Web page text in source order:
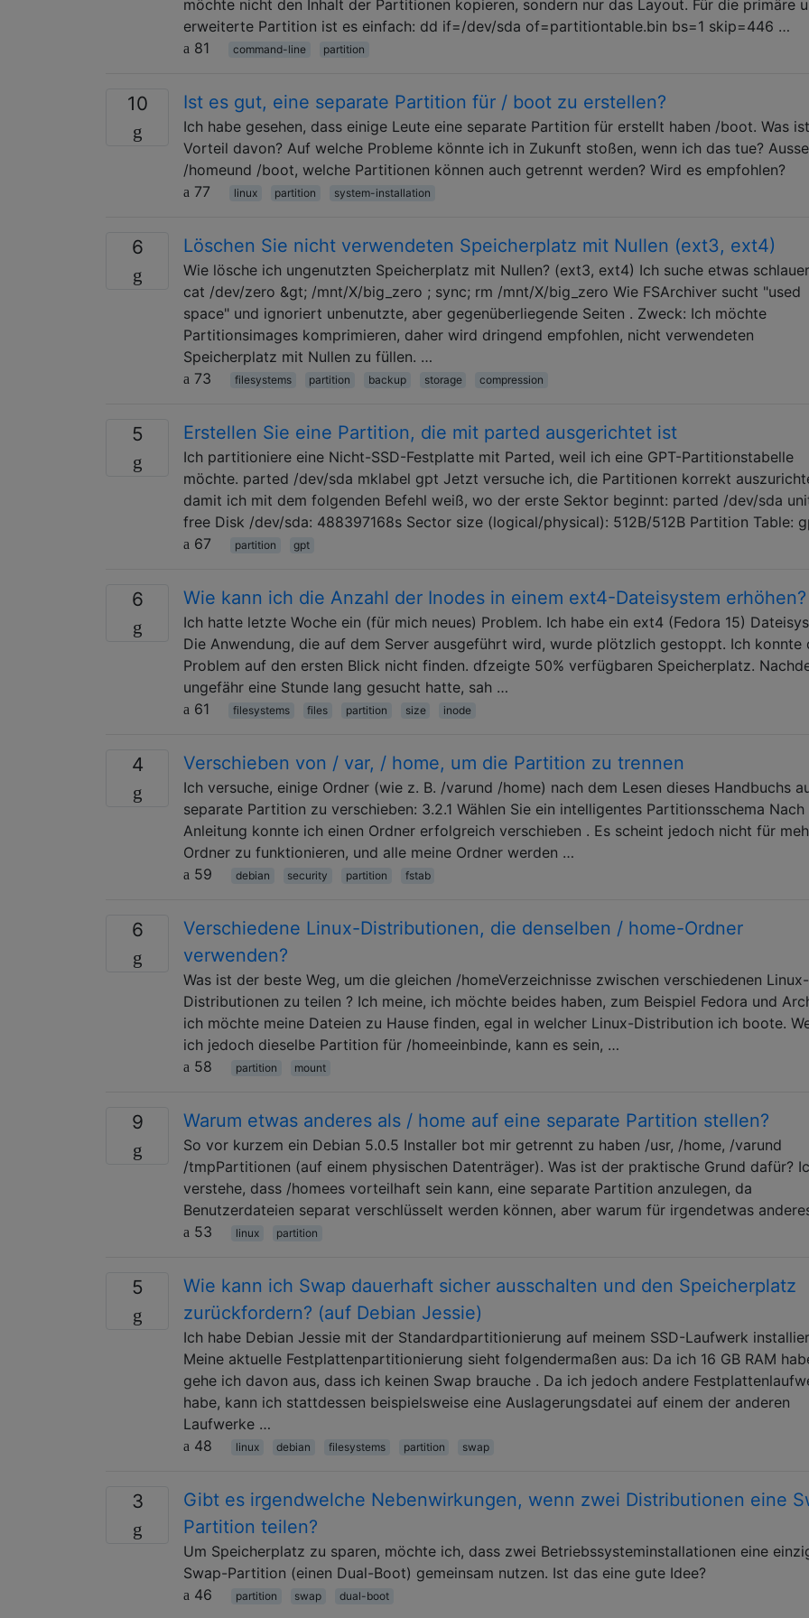
möchte nicht den Inhalt der Partitionen kopieren, sondern nur das Layout. Für die primäre
erweiterte Partition ist es einfach: dd if=/dev/sda of=partitiontable.bin bs=1 skip=446 …
81
command-line partition
10 Ist es gut, eine separate Partition für / boot zu erstellen?
Ich habe gesehen, dass einige Leute eine separate Partition für erstellt haben /boot. Was
Vorteil davon? Auf welche Probleme könnte ich in Zukunft stoßen, wenn ich das tue?
/homeund /boot, welche Partitionen können auch getrennt werden? Wird es empfohlen?
77
linux partition system-installation
6 Löschen Sie nicht verwendeten Speicherplatz mit Nullen (ext3, ext4)
Wie lösche ich ungenutzten Speicherplatz mit Nullen? (ext3, ext4) Ich suche etwas
cat /dev/zero &gt; /mnt/X/big_zero ; sync; rm /mnt/X/big_zero Wie FSArchiver sucht "used
space" und ignoriert unbenutzte, aber gegenüberliegende Seiten . Zweck: Ich möchte
Partitionsimages komprimieren, daher wird dringend empfohlen, nicht verwendeten
Speicherplatz mit Nullen zu füllen. …
73
filesystems partition backup storage compression
5 Erstellen Sie eine Partition, die mit parted ausgerichtet ist
Ich partitioniere eine Nicht-SSD-Festplatte mit Parted, weil ich eine GPT-Partitionstabelle
möchte. parted /dev/sda mklabel gpt Jetzt versuche ich, die Partitionen korrekt
damit ich mit dem folgenden Befehl weiß, wo der erste Sektor beginnt: parted /dev/sda
free Disk /dev/sda: 488397168s Sector size (logical/physical): 512B/512B Partition Table:
67
partition gpt
6 Wie kann ich die Anzahl der Inodes in einem ext4-Dateisystem erhöhen?
Ich hatte letzte Woche ein (für mich neues) Problem. Ich habe ein ext4 (Fedora 15)
Die Anwendung, die auf dem Server ausgeführt wird, wurde plötzlich gestoppt. Ich konnte
Problem auf den ersten Blick nicht finden. dfzeigte 50% verfügbaren Speicherplatz.
ungefähr eine Stunde lang gesucht hatte, sah …
61
filesystems files partition size inode
4 Verschieben von / var, / home, um die Partition zu trennen
Ich versuche, einige Ordner (wie z. B. /varund /home) nach dem Lesen dieses Handbuchs
separate Partition zu verschieben: 3.2.1 Wählen Sie ein intelligentes Partitionsschema Nach
Anleitung konnte ich einen Ordner erfolgreich verschieben . Es scheint jedoch nicht für
Ordner zu funktionieren, und alle meine Ordner werden …
59
debian security partition fstab
6
Verschiedene Linux-Distributionen, die denselben / home-Ordner
verwenden?
Was ist der beste Weg, um die gleichen /homeVerzeichnisse zwischen verschiedenen Linux-
Distributionen zu teilen ? Ich meine, ich möchte beides haben, zum Beispiel Fedora und
ich möchte meine Dateien zu Hause finden, egal in welcher Linux-Distribution ich boote.
ich jedoch dieselbe Partition für /homeeinbinde, kann es sein, …
58
partition mount
9 Warum etwas anderes als / home auf eine separate Partition stellen?
So vor kurzem ein Debian 5.0.5 Installer bot mir getrennt zu haben /usr, /home, /varund
/tmpPartitionen (auf einem physischen Datenträger). Was ist der praktische Grund dafür?
verstehe, dass /homees vorteilhaft sein kann, eine separate Partition anzulegen, da
Benutzerdateien separat verschlüsselt werden können, aber warum für irgendetwas
53
linux partition
5
Wie kann ich Swap dauerhaft sicher ausschalten und den Speicherplatz
zurückfordern? (auf Debian Jessie)
Ich habe Debian Jessie mit der Standardpartitionierung auf meinem SSD-Laufwerk
Meine aktuelle Festplattenpartitionierung sieht folgendermaßen aus: Da ich 16 GB RAM
gehe ich davon aus, dass ich keinen Swap brauche . Da ich jedoch andere
habe, kann ich stattdessen beispielsweise eine Auslagerungsdatei auf einem der anderen
Laufwerke …
48
linux debian filesystems partition swap
3
Gibt es irgendwelche Nebenwirkungen, wenn zwei Distributionen eine
Partition teilen?
Um Speicherplatz zu sparen, möchte ich, dass zwei Betriebssysteminstallationen eine
Swap-Partition (einen Dual-Boot) gemeinsam nutzen. Ist das eine gute Idee?
46
partition swap dual-boot